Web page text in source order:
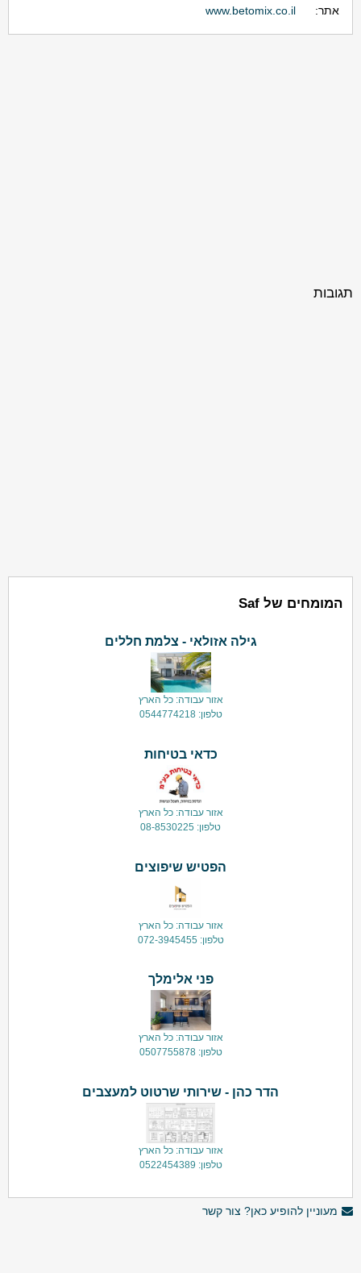
אתר:
www.betomix.co.il
תגובות
המומחים של Saf
גילה אזולאי - צלמת חללים
אזור עבודה: כל הארץ
טלפון: 0544774218
כדאי בטיחות
אזור עבודה: כל הארץ
טלפון: 08-8530225
הפטיש שיפוצים
אזור עבודה: כל הארץ
טלפון: 072-3945455
פני אלימלך
אזור עבודה: כל הארץ
טלפון: 0507755878
הדר כהן - שירותי שרטוט למעצבים
אזור עבודה: כל הארץ
טלפון: 0522454389
מעוניין להופיע כאן? צור קשר